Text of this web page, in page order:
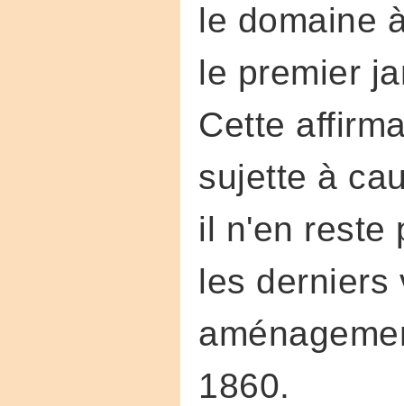
le domaine
le premier
Cette
sujette à
il n'en reste
les derniers
1860.